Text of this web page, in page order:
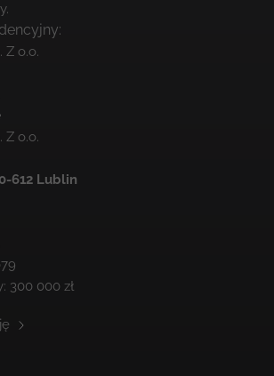
Z o.o.
Z o.o.
612 Lublin
300 000 zł